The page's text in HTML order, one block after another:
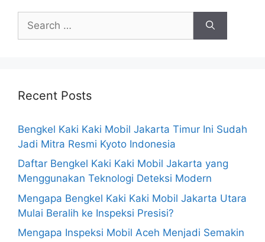
Recent Posts
Bengkel Kaki Kaki Mobil Jakarta Timur Ini Sudah
Jadi Mitra Resmi Kyoto Indonesia
Daftar Bengkel Kaki Kaki Mobil Jakarta yang
Menggunakan Teknologi Deteksi Modern
Mengapa Bengkel Kaki Kaki Mobil Jakarta Utara
Mulai Beralih ke Inspeksi Presisi?
Mengapa Inspeksi Mobil Aceh Menjadi Semakin